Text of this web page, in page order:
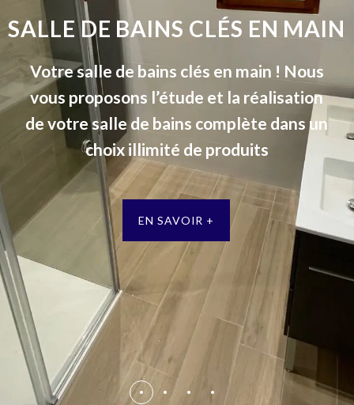
SALLE DE BAINS CLÉS EN MAIN
Votre salle de bains clés en main ! Nous
vous proposons l’étude et la réalisation
de votre salle de bains complète dans un
choix illimité de produits
EN SAVOIR +